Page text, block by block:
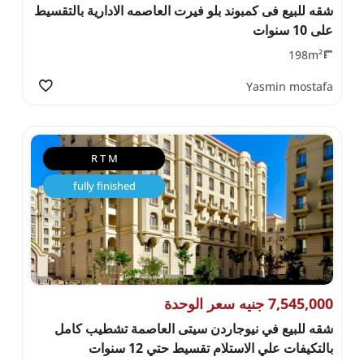
شقه للبيع فى كمبوند بلو فيرت العاصمه الادارية بالتقسيط
على 10 سنوات
198m²
Yasmin mostafa
R T M
fully finished
7,545,000 جنيه سعر الوحدة
شقه للبيع في نيوجاردن سيتى العاصمة تشطيب كامل
بالتكيفات علي الاستلام تقسيط حتي 12 سنوات